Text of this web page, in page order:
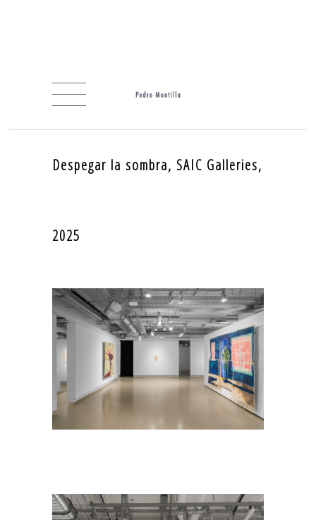
Despegar la sombra, SAIC Galleries,
2025